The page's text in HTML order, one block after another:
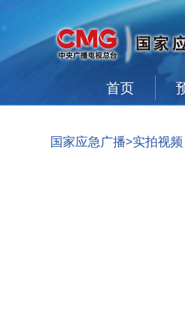
首页
国家应急广播>实拍视频